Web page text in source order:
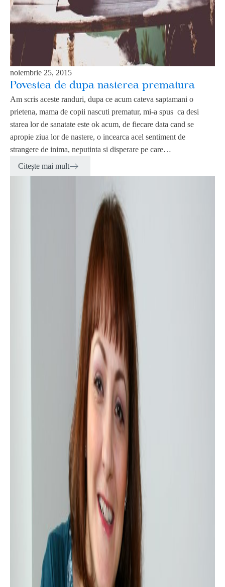
noiembrie 25, 2015
Povestea de dupa nasterea prematura
Am scris aceste randuri, dupa ce acum cateva saptamani o
prietena, mama de copii nascuti prematur, mi-a spus ca desi
starea lor de sanatate este ok acum, de fiecare data cand se
apropie ziua lor de nastere, o incearca acel sentiment de
strangere de inima, neputinta si disperare pe care…
Citește mai mult